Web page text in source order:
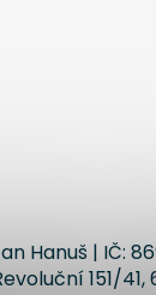
Hanuš | IČ:
151/41,